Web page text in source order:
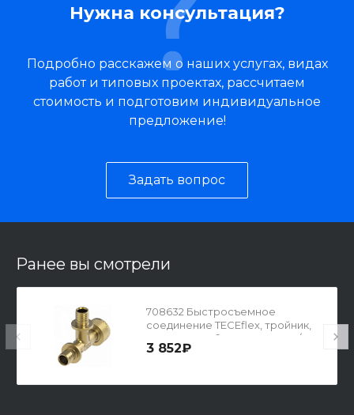
Нужна консультация?
Подробно расскажем о наших услугах, видах
работ и типовых проектах, рассчитаем
стоимость и подготовим индивидуальное
предложение!
Задать вопрос
Ранее вы смотрели
708632 Быстросъемное
соединение TECEflex, тройник,
кремнистая бронза 16 х 16 х 1/2"
3 852₽